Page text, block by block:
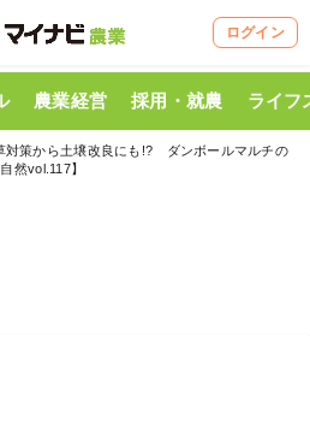
ログイン
農業経営 採用・就農 ライフ
対策から土壌改良にも!? ダンボールマルチの
然vol.117】